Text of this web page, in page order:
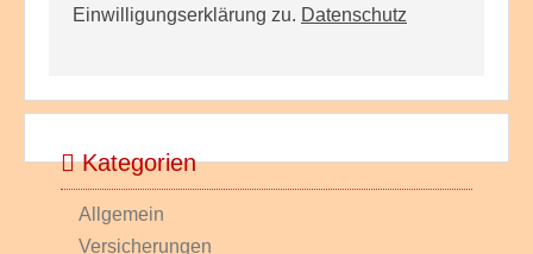
Einwilligungserklärung zu. Datenschutz
Kategorien
Allgemein
Versicherungen